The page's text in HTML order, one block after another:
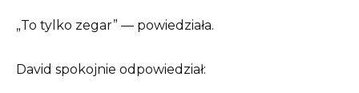
„To tylko zegar” — powiedziała.
David spokojnie odpowiedział: